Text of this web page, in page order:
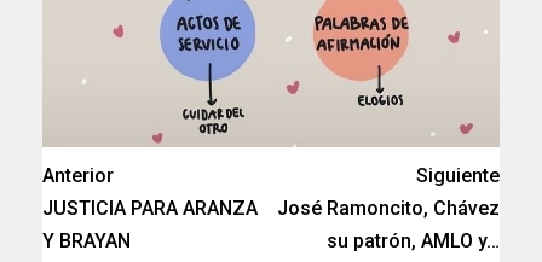
Anterior
JUSTICIA PARA ARANZA
Y BRAYAN
Siguiente
José Ramoncito, Chávez
su patrón, AMLO y…